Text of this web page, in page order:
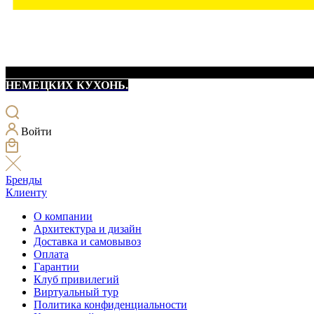
НЕМЕЦКИХ КУХОНЬ.
Войти
Бренды
Клиенту
О компании
Архитектура и дизайн
Доставка и самовывоз
Оплата
Гарантии
Клуб привилегий
Виртуальный тур
Политика конфиденциальности